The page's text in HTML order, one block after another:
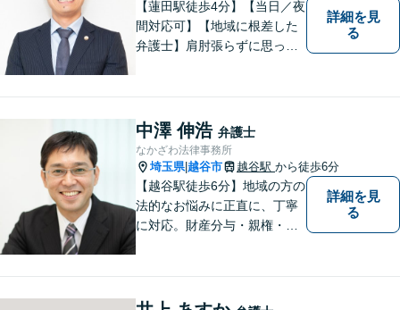
【蓮田駅徒歩4分】【当日／夜
間対応可】【地域に根差した
弁護士】肩肘張らずに思って
詳細を見
る
中澤 伸浩 弁護士
なかざわ法律事務所
埼玉県|越谷市 越谷駅 から徒歩6分
【越谷駅徒歩6分】地域の方の
法的なお悩みに正直に、丁寧
に対応。財産分与・親権・養
近なお困りごとはお気軽にご
詳細を見
る